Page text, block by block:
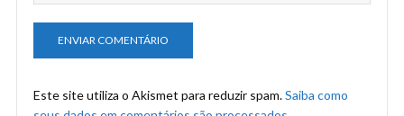
Este site utiliza o Akismet para reduzir spam.Saiba como